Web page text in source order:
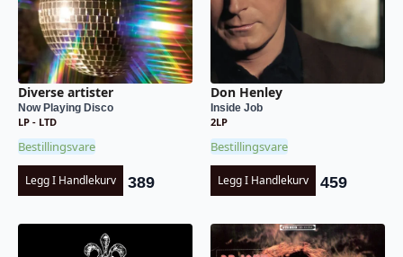
Diverse artister
Now Playing Disco
LP - LTD
Bestillingsvare
Legg I Handlekurv 389
Don Henley
Inside Job
2LP
Bestillingsvare
Legg I Handlekurv 459